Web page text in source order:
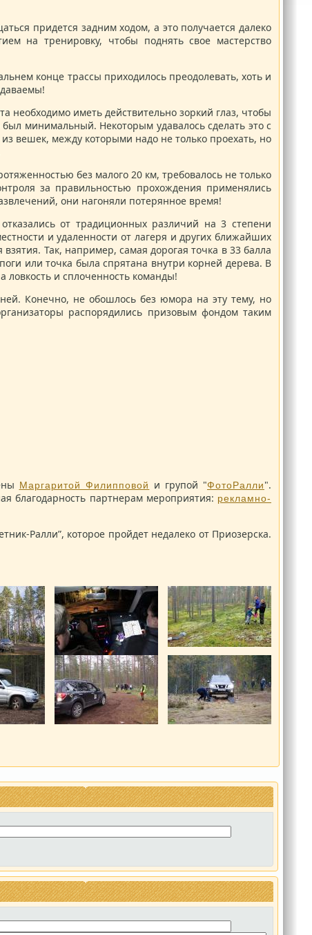
придется задним ходом, а это получается далеко
на тренировку, чтобы поднять свое мастерство
конце трассы приходилось преодолевать, хоть и
необходимо иметь действительно зоркий глаз, чтобы
минимальный. Некоторым удавалось сделать это с
вешек, между которыми надо не только проехать, но
без малого 20 км, требовалось не только
за правильностью прохождения применялись
они нагоняли потерянное время!
от традиционных различий на 3 степени
и удаленности от лагеря и других ближайших
Так, например, самая дорогая точка в 33 балла
или точка была спрятана внутри корней дерева. В
ловкость и сплоченность команды!
Конечно, не обошлось без юмора на эту тему, но
распорядились призовым фондом таким
Маргаритой Филипповой и групой "ФотоРалли".
благодарность партнерам мероприятия: рекламно-
Ралли”, которое пройдет недалеко от Приозерска.